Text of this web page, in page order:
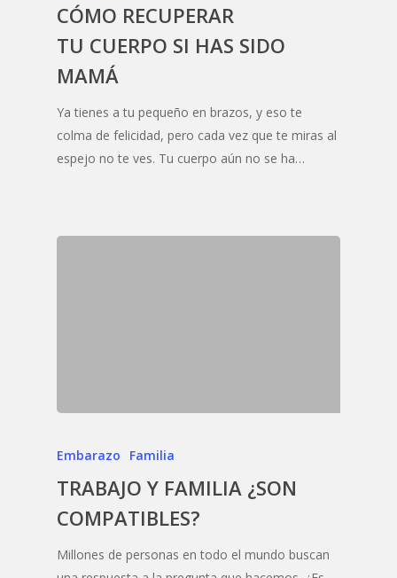
CÓMO RECUPERAR
TU CUERPO SI HAS SIDO
MAMÁ
Ya tienes a tu pequeño en brazos, y eso te
colma de felicidad, pero cada vez que te miras al
espejo no te ves. Tu cuerpo aún no se ha…
Embarazo Familia
TRABAJO Y FAMILIA ¿SON
COMPATIBLES?
Millones de personas en todo el mundo buscan